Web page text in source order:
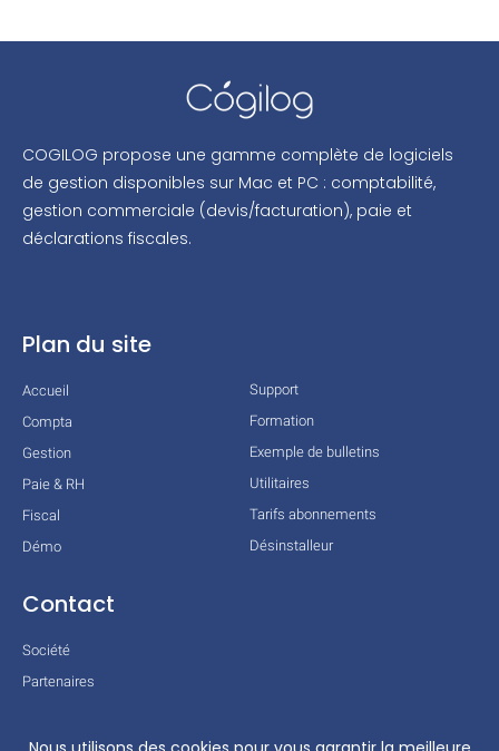
COGILOG propose une gamme complète de logiciels
de gestion disponibles sur Mac et PC : comptabilité,
gestion commerciale (devis/facturation), paie et
déclarations fiscales.
Plan du site
Accueil
Compta
Gestion
Paie & RH
Fiscal
Démo
Support
Formation
Exemple de bulletins
Utilitaires
Tarifs abonnements
Désinstalleur
Contact
Société
Partenaires
Mentions légales